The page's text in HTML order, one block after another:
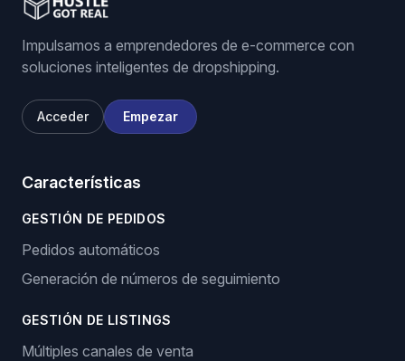
Impulsamos a emprendedores de e-commerce con
soluciones inteligentes de dropshipping.
Acceder Empezar
Características
GESTIÓN DE PEDIDOS
Pedidos automáticos
Generación de números de seguimiento
GESTIÓN DE LISTINGS
Múltiples canales de venta